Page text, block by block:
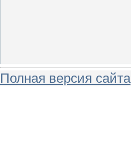
Полная версия сайта